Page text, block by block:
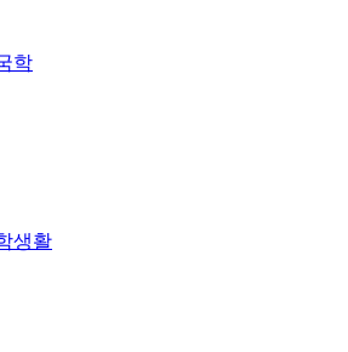
학
생활